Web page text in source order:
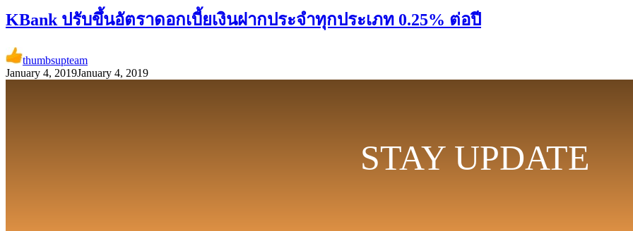
KBank ปรับขึ้นอัตราดอกเบี้ยเงินฝากประจำทุกประเภท 0.25% ต่อปี
thumbsupteam
January 4, 2019January 4, 2019
STAY UPDATE